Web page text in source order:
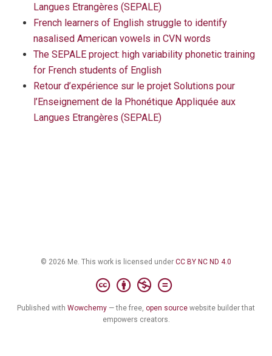
Langues Etrangères (SEPALE)
French learners of English struggle to identify
nasalised American vowels in CVN words
The SEPALE project: high variability phonetic training
for French students of English
Retour d’expérience sur le projet Solutions pour
l’Enseignement de la Phonétique Appliquée aux
Langues Etrangères (SEPALE)
© 2026 Me. This work is licensed under CC BY NC ND 4.0
Published with Wowchemy — the free, open source website builder that
empowers creators.